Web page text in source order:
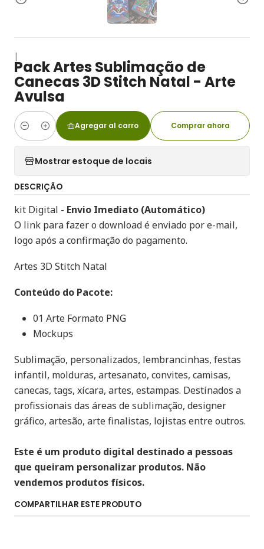
|
Pack Artes Sublimação de
Canecas 3D Stitch Natal - Arte
Avulsa
Cantidad
Agregar al carro Comprar ahora
Mostrar estoque de locais
DESCRIÇÃO
kit Digital - Envio Imediato (Automático)
O link para fazer o download é enviado por e-mail,
logo após a confirmação do pagamento.
Artes 3D Stitch Natal
Conteúdo do Pacote:
01 Arte Formato PNG
Mockups
Sublimação, personalizados, lembrancinhas, festas
infantil, molduras, artesanato, convites, camisas,
canecas, tags, xícara, artes, estampas. Destinados a
profissionais das áreas de sublimação, designer
gráfico, artesão, arte finalistas, lojistas entre outros.
Este é um produto digital destinado a pessoas
que queiram personalizar produtos. Não
vendemos produtos físicos.
COMPARTILHAR ESTE PRODUTO